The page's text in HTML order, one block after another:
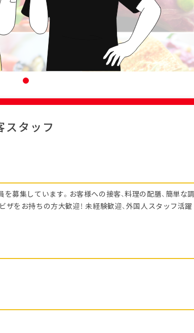
スタッフ
募集しています。お客様への接客、料理の配膳、簡単な調
をお持ちの方大歓迎！ 未経験歓迎、外国人スタッフ活躍